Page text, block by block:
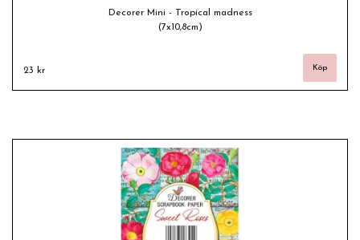
Decorer Mini - Tropical madness
(7x10,8cm)
23 kr